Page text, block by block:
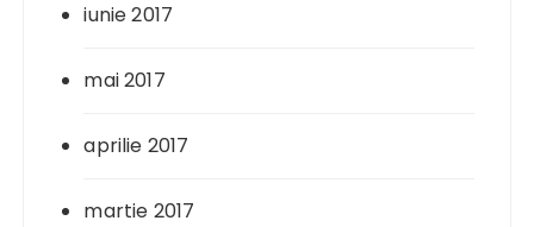
iunie 2017
mai 2017
aprilie 2017
martie 2017